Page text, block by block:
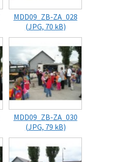
MDD09_ZB-ZA_028
(JPG, 70 kB)
MDD09_ZB-ZA_030
(JPG, 79 kB)